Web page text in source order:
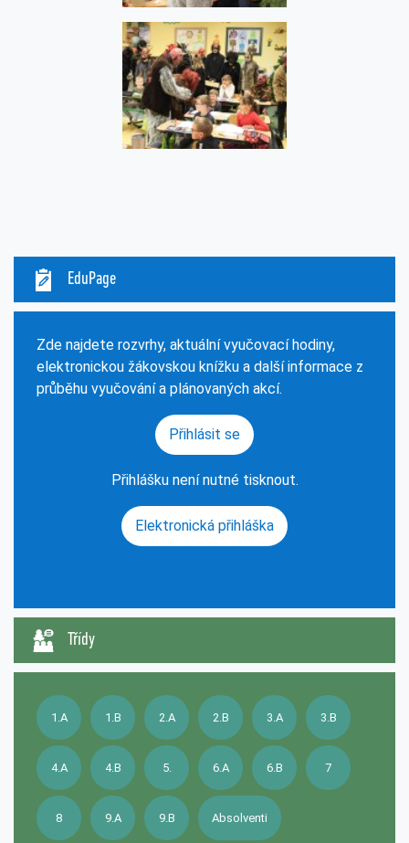
EduPage
Zde najdete rozvrhy, aktuální vyučovací hodiny,
elektronickou žákovskou knížku a další informace z
průběhu vyučování a plánovaných akcí.
Přihlásit se
Přihlášku není nutné tisknout.
Elektronická přihláška
Třídy
1.A 1.B 2.A 2.B 3.A 3.B
4.A 4.B 5. 6.A 6.B 7
8 9.A 9.B Absolventi